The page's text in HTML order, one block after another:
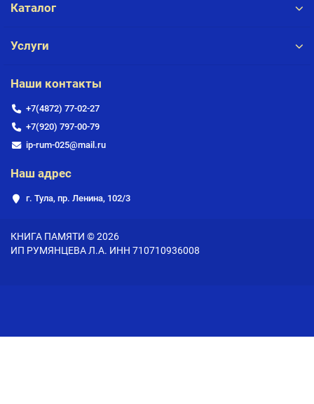
Каталог
Услуги
Наши контакты
+7(4872) 77-02-27
+7(920) 797-00-79
ip-rum-025@mail.ru
Наш адрес
г. Тула, пр. Ленина, 102/3
КНИГА ПАМЯТИ © 2026
ИП РУМЯНЦЕВА Л.А. ИНН 710710936008